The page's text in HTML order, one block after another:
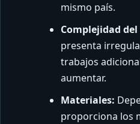
mismo país.
Complejidad
presenta
trabajos
aumentar.
Materiales:
proporciona los